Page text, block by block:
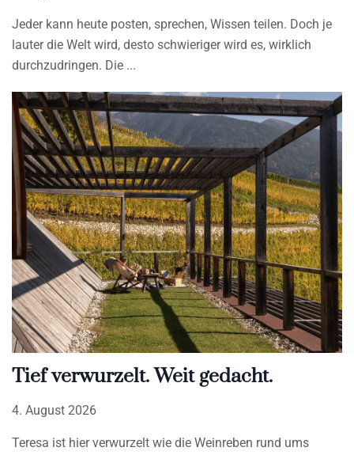
Jeder kann heute posten, sprechen, Wissen teilen. Doch je
lauter die Welt wird, desto schwieriger wird es, wirklich
durchzudringen. Die
Tief verwurzelt. Weit gedacht.
4. August 2026
Teresa ist hier verwurzelt wie die Weinreben rund ums